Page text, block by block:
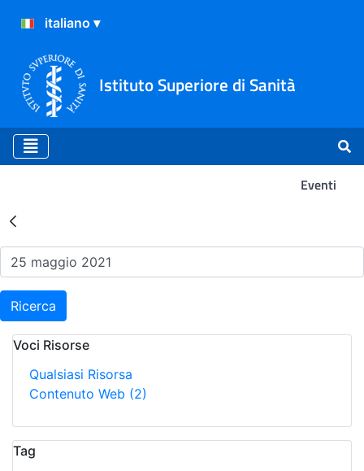
Istituto Superiore di Sanità
Eventi
Risultati della Ricerca -
Ricerca
Voci Risorse
Qualsiasi Risorsa
Contenuto Web (2)
Tag